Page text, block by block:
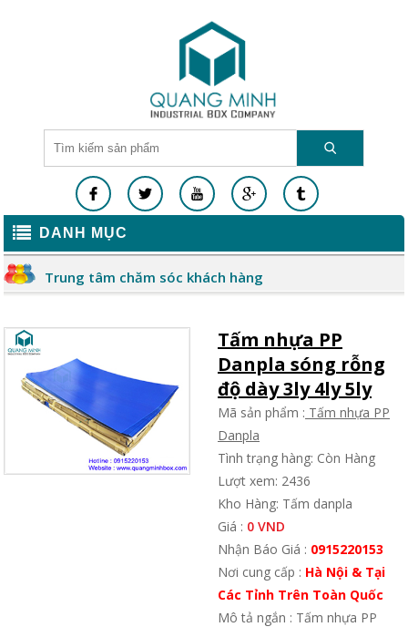
DANH MỤC
Trung tâm chăm sóc khách hàng
Tấm nhựa PP
Danpla sóng rỗng
độ dày 3ly 4ly 5ly
Mã sản phẩm : Tấm nhựa PP
Danpla
Tình trạng hàng: Còn Hàng
Lượt xem: 2436
Kho Hàng: Tấm danpla
Giá : 0 VND
Nhận Báo Giá : 0915220153
Nơi cung cấp : Hà Nội & Tại
Các Tỉnh Trên Toàn Quốc
Mô tả ngắn : Tấm nhựa PP